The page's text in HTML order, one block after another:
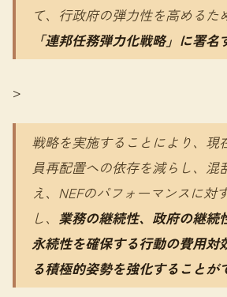
て、行政府の弾力性を高めるた
「連邦任務弾力化戦略」に署名
>
戦略を実施することにより、現
員再配置への依存を減らし、混
え、NEFのパフォーマンスに対
し、 業務の継続性、政府の継続
永続性を確保する行動の費用対
る積極的姿勢を強化することが